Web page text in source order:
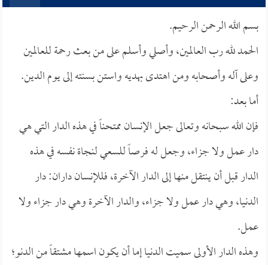
بسم الله الرحمن الرحيم.
الحمد لله رب العالمين، وأصلي وأسلم على من بعث رحمة للعالمين
وعلى آله وأصحابه ومن اهتدى بهديه واستن بسنته إلى يوم الدين.
أما بعد:
فإن الله سبحانه وتعالى جعل الإنسان ممتحناً في هذه الدار التي هي
دار عمل ولا جزاء، وجعل له فرصاً للسعي لنجاة نفسه في هذه
الدار قبل أن ينتقل منها إلى الدار الآخرة، فللإنسان داران: دار
الدنيا، وهي دار عمل ولا جزاء، والدار الآخرة وهي دار جزاء ولا
عمل.
وهذه الدار الأولى سميت الدنيا إما أن يكون اسمها مشتقاً من الدنو؛